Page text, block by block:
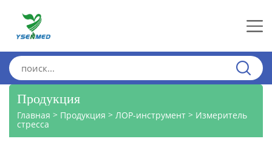
Продукция
Главная > Продукция > ЛОР-инструмент > Измеритель
стресса